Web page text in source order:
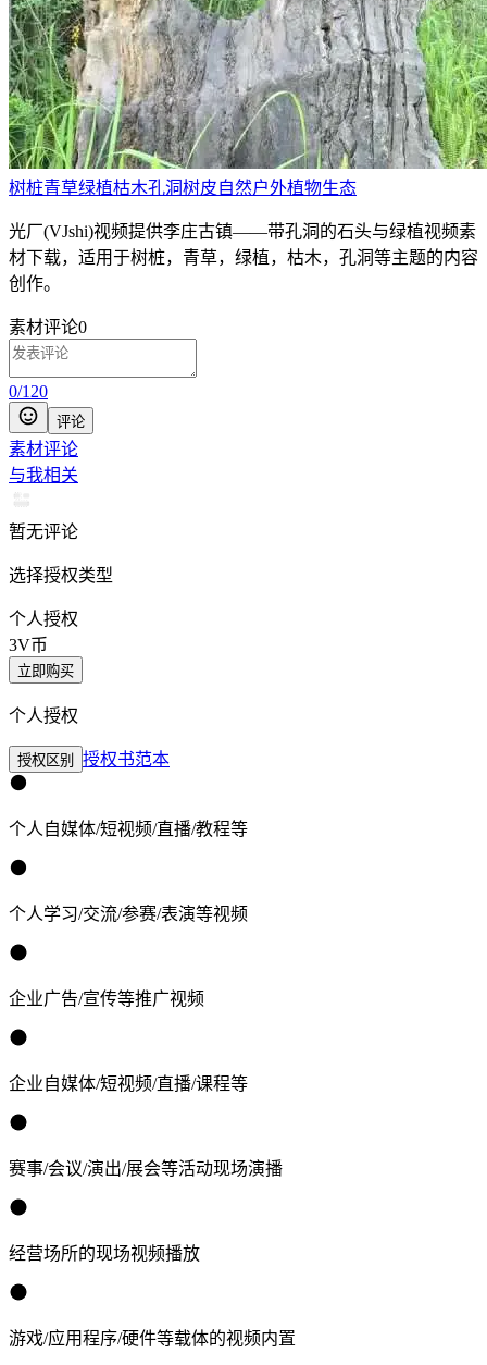
树桩青草绿植枯木孔洞树皮 自然户外植物生态
光厂(VJshi)视频提供李庄古镇——带孔洞的石头与绿植视频素
材 下载，适用于树桩，青草，绿植，枯木，孔洞等主题的内容
创作。
素材评论0
0/120
评论
素材评论
与我相关
暂无评论
选择授权类型
个人授权
3V币
立即购买
个人授权
授权区别 授权书范本
个人自媒体/短视频/直播/教程等
个人学习/交流/参赛/表演等视频
企业广告/宣传等推广视频
企业自媒体/短视频/直播/课程等
赛事/会议/演出/展会等活动现场演播
经营场所的现场视频播放
游戏/应用程序/硬件等载体的视频内置